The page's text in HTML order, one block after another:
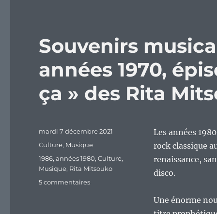
Souvenirs
années 1970,
ça » des Rita
Les années
rock classique
renaissance,
disco.
Une énorme
Publié
mardi 7 décembre 2021
Catégories
Culture, Musique
Étiquettes
1986,années 1980,Culture,
Musique, Rita Mitsouko
5 commentairessur